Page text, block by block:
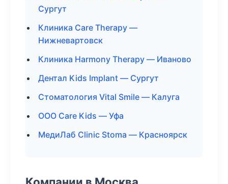
Сургут
Клиника Care Therapy —
Нижневартовск
Клиника Harmony Therapy — Иваново
Дентал Kids Implant — Сургут
Стоматология Vital Smile — Калуга
ООО Care Kids — Уфа
МедиЛаб Clinic Stoma — Красноярск